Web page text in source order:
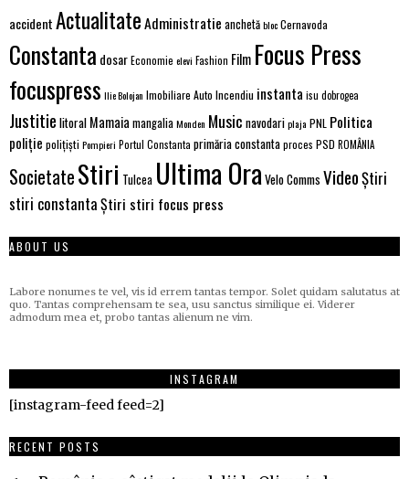
accidentActualitateAdministratie anchetăblocCernavoda
Constanta dosarEconomie elevi Fashion Film Focus Press
focuspress Ilie Bolojan Imobiliare Auto Incendiu instanta isu dobrogea
Justitie litoral Mamaia mangaliaMonden Music navodariplaja PNL Politica
poliție polițiști Pompieri Portul Constanta primăria constantaproces PSD ROMÂNIA
SocietateStiri Tulcea Ultima Ora Velo Comms VideoȘtiri
stiri constantaȘtiri stiri focus press
ABOUT US
Labore nonumes te vel, vis id errem tantas tempor. Solet quidam salutatus at
quo. Tantas comprehensam te sea, usu sanctus similique ei. Viderer
admodum mea et, probo tantas alienum ne vim.
INSTAGRAM
[instagram-feed feed=2]
RECENT POSTS